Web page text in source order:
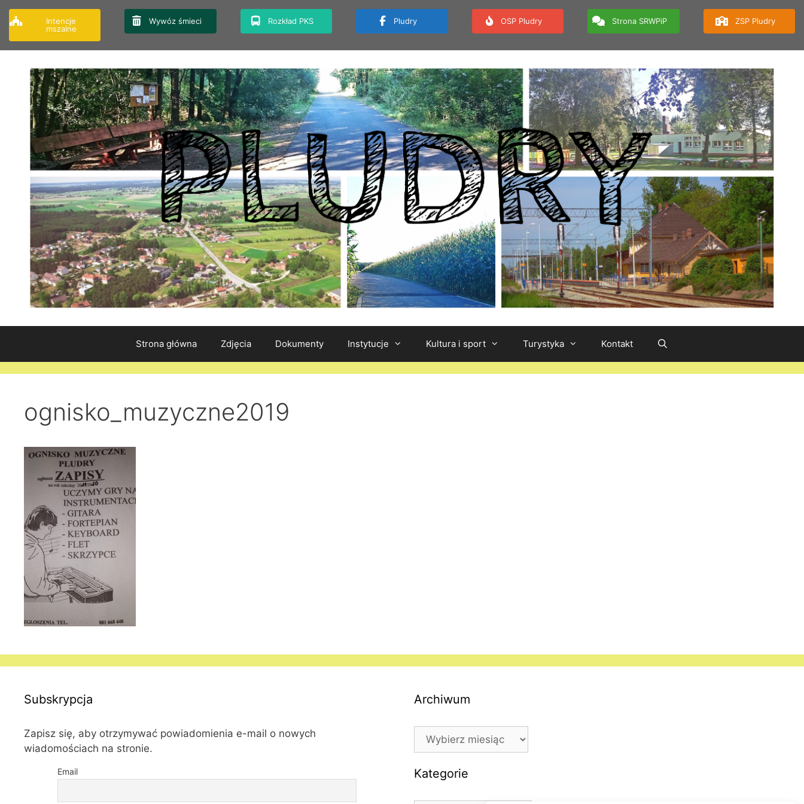
Przejdź
do
Intencje
mszalne
Wywóz śmieci Rozkład PKS Pludry OSP Pludry Strona SRWPiP ZSP Pludry
Strona główna Zdjęcia Dokumenty Instytucje Kultura i sport Turystyka Kontakt
ognisko_muzyczne2019
Subskrypcja
Zapisz się, aby otrzymywać powiadomienia e-mail o nowych
wiadomościach na stronie.
Email
Archiwum
Archiwum
Kategorie